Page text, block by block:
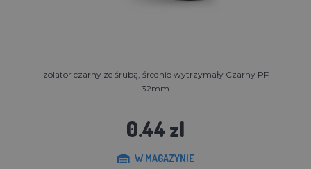
Izolator czarny ze śrubą, średnio wytrzymały Czarny PP
32mm
0.44 zl
W MAGAZYNIE